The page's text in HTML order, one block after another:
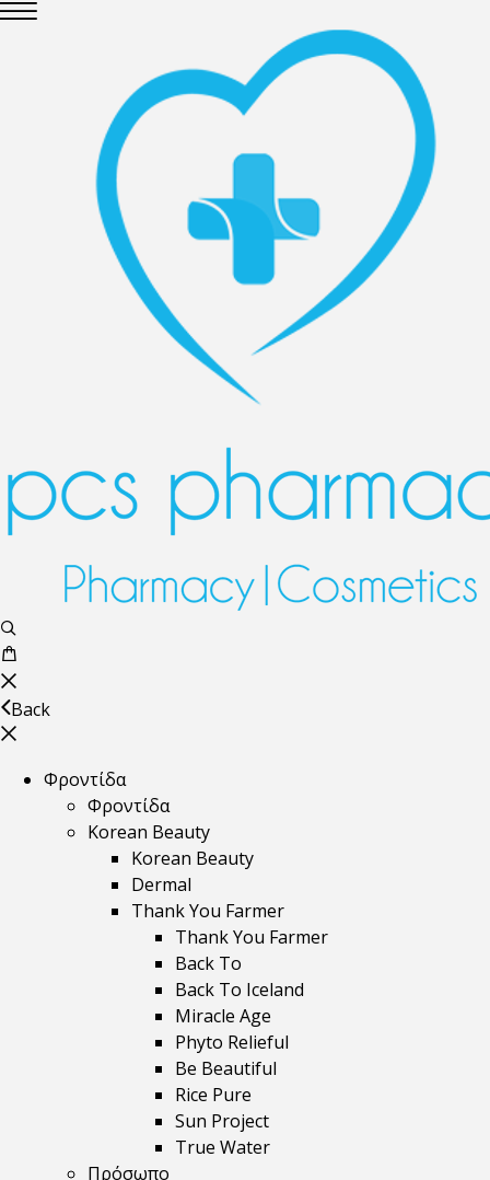
Back
Φροντίδα
Φροντίδα
Korean Beauty
Korean Beauty
Dermal
Thank You Farmer
Thank You Farmer
Back To
Back To Iceland
Miracle Age
Phyto Relieful
Be Beautiful
Rice Pure
Sun Project
True Water
Πρόσωπο